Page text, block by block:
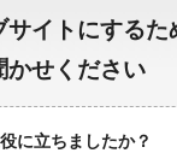
サイトにするた
かせください
に立ちましたか？